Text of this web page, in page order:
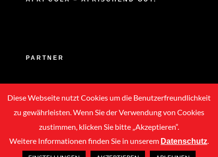
PARTNER
Copyright © 2020 -2026 | ASC Stuttgart Scorpions
Diese Webseite nutzt Cookies um die Benutzerfreundlichkeit
zu gewährleisten. Wenn Sie der Verwendung von Cookies
zustimmen, klicken Sie bitte „Akzeptieren“.
Weitere Informationen finden Sie in unserem Datenschutz.